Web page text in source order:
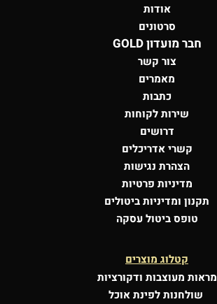
אודות
סרטונים
חבר מועדון GOLD
צור קשר
מאמרים
כתבות
שירות לקוחות
דרושים
קשרי אדריכלים
הצהרת נגישות
מדיניות פרטיות
תקנון ומדיניות ביטולים
טופס ביטול עסקה
קטלוג מוצרים
מראות מעוצבות ודקורציות
שולחנות לפינת אוכל